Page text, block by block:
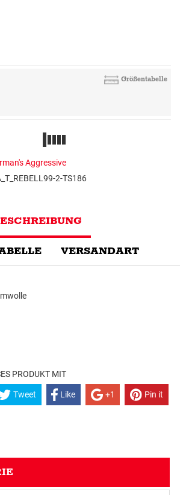
Größentabelle
Aggressive
2-TS186
VERSANDART
PRODUKT MIT
Tweet Like +1 Pin it